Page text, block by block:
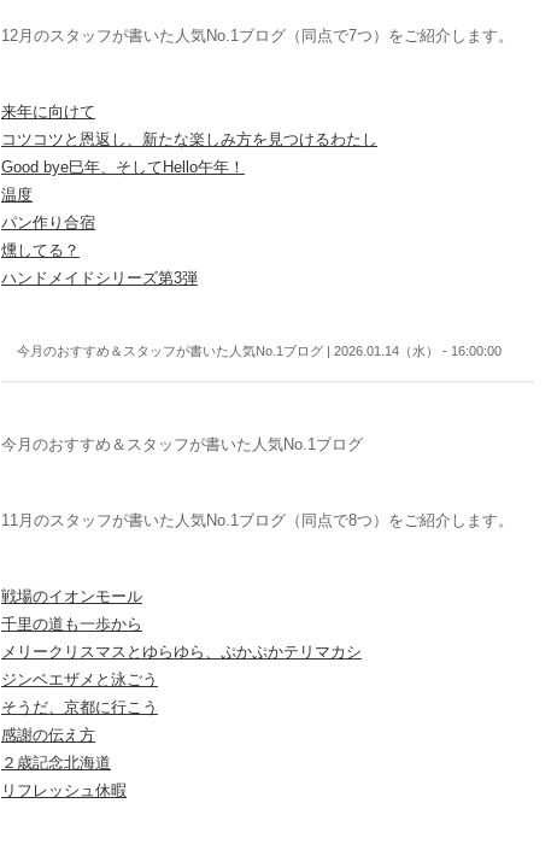
12月のスタッフが書いた人気No.1ブログ（同点で7つ）をご紹介します。
来年に向けて
コツコツと恩返し、新たな楽しみ方を見つけるわたし
Good bye巳年、そしてHello午年！
温度
パン作り合宿
燻してる？
ハンドメイドシリーズ第3弾
今月のおすすめ＆スタッフが書いた人気No.1ブログ | 2026.01.14（水） - 16:00:00
今月のおすすめ＆スタッフが書いた人気No.1ブログ
11月のスタッフが書いた人気No.1ブログ（同点で8つ）をご紹介します。
戦場のイオンモール
千里の道も一歩から
メリークリスマスとゆらゆら、ぷかぷかテリマカシ
ジンベエザメと泳ごう
そうだ、京都に行こう
感謝の伝え方
２歳記念北海道
リフレッシュ休暇